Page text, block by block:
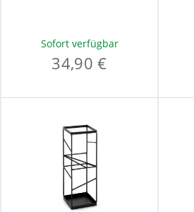
Sofort verfügbar
34,90 €